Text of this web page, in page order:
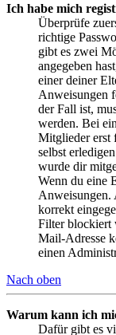
Ich habe mich
Überprüfe
richtige
gibt es zwei
angegeben
einer deiner
Anweisungen
der Fall ist,
werden. Bei
Mitglieder erst
selbst
wurde dir
Wenn du eine
Anweisungen.
korrekt
Filter blockiert
Mail-Adresse
einen
Nach oben
Warum kann ich
Dafür gibt es